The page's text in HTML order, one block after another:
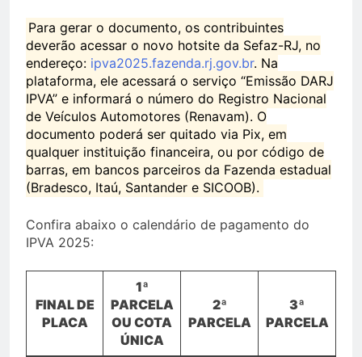
Para gerar o documento, os contribuintes
deverão acessar o novo hotsite da Sefaz-RJ, no
endereço: ipva2025.fazenda.rj.gov.br. Na
plataforma, ele acessará o serviço “Emissão DARJ
IPVA” e informará o número do Registro Nacional
de Veículos Automotores (Renavam). O
documento poderá ser quitado via Pix, em
qualquer instituição financeira, ou por código de
barras, em bancos parceiros da Fazenda estadual
(Bradesco, Itaú, Santander e SICOOB).
Confira abaixo o calendário de pagamento do
IPVA 2025:
FINAL DE
PLACA
1ª
PARCELA
OU COTA
ÚNICA
2ª
PARCELA
3ª
PARCELA